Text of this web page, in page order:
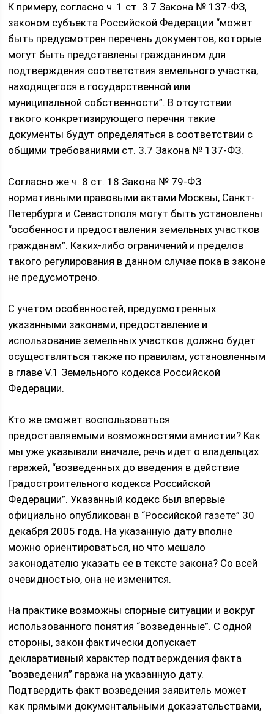
К примеру, согласно ч. 1 ст. 3.7 Закона № 137-ФЗ,
законом субъекта Российской Федерации “может
быть предусмотрен перечень документов, которые
могут быть представлены гражданином для
подтверждения соответствия земельного участка,
находящегося в государственной или
муниципальной собственности”. В отсутствии
такого конкретизирующего перечня такие
документы будут определяться в соответствии с
общими требованиями ст. 3.7 Закона № 137-ФЗ.
Согласно же ч. 8 ст. 18 Закона № 79-ФЗ
нормативными правовыми актами Москвы, Санкт-
Петербурга и Севастополя могут быть установлены
“особенности предоставления земельных участков
гражданам”. Каких-либо ограничений и пределов
такого регулирования в данном случае пока в законе
не предусмотрено.
С учетом особенностей, предусмотренных
указанными законами, предоставление и
использование земельных участков должно будет
осуществляться также по правилам, установленным
в главе V.1 Земельного кодекса Российской
Федерации.
Кто же сможет воспользоваться
предоставляемыми возможностями амнистии? Как
мы уже указывали вначале, речь идет о владельцах
гаражей, “возведенных до введения в действие
Градостроительного кодекса Российской
Федерации”. Указанный кодекс был впервые
официально опубликован в “Российской газете” 30
декабря 2005 года. На указанную дату вполне
можно ориентироваться, но что мешало
законодателю указать ее в тексте закона? Со всей
очевидностью, она не изменится.
На практике возможны спорные ситуации и вокруг
использованного понятия “возведенные”. С одной
стороны, закон фактически допускает
декларативный характер подтверждения факта
“возведения” гаража на указанную дату.
Подтвердить факт возведения заявитель может
как прямыми документальными доказательствами,